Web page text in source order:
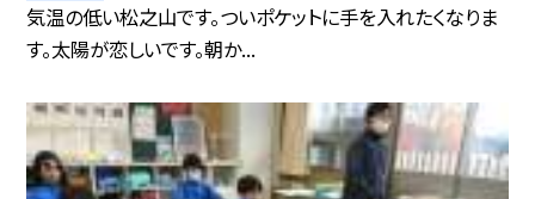
気温の低い松之山です。ついポケットに手を入れたくなりま
す。太陽が恋しいです。朝か...